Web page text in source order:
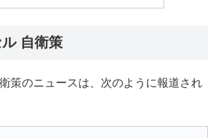
自衛策
策のニュースは、次のように報道され